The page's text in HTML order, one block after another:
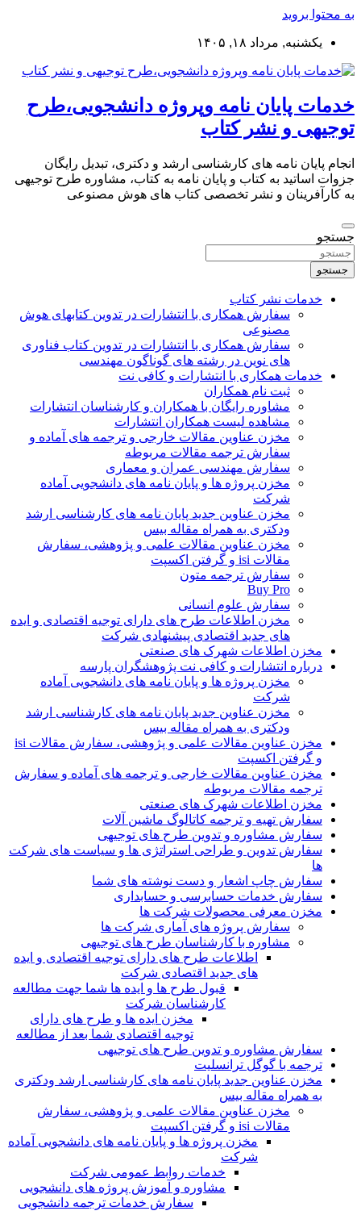
به محتوا بروید
یکشنبه, مرداد ۱۸, ۱۴۰۵
خدمات پایان نامه وپروژه دانشجویی،طرح
توجیهی و نشر کتاب
انجام پایان نامه های کارشناسی ارشد و دکتری، تبدیل رایگان
جزوات اساتید به کتاب و پایان نامه به کتاب، مشاوره طرح توجیهی
به کارآفرینان و نشر تخصصی کتاب های هوش مصنوعی
جستجو
جستجو
خدمات نشر کتاب
سفارش همکاری با انتشارات در تدوین کتابهای هوش
مصنوعی
سفارش همکاری با انتشارات در تدوین کتاب فناوری
های نوین در رشته های گوناگون مهندسی
خدمات همکاری با انتشارات و کافی نت
ثبت نام همکاران
مشاوره رایگان با همکاران و کارشناسان انتشارات
مشاهده لیست همکاران انتشارات
مخزن عناوین مقالات خارجی و ترجمه های آماده و
سفارش ترجمه مقالات مربوطه
سفارش مهندسی عمران و معماری
مخزن پروژه ها و پایان نامه های دانشجویی آماده
شرکت
مخزن عناوین جدید پایان نامه های کارشناسی ارشد
ودکتری به همراه مقاله بیس
مخزن عناوین مقالات علمی و پژوهشی، سفارش
مقالات isi و گرفتن اکسپت
سفارش ترجمه متون
Buy Pro
سفارش علوم انسانی
مخزن اطلاعات طرح های دارای توجیه اقتصادی و ایده
های جدید اقتصادی پیشنهادی شرکت
مخزن اطلاعات شهرک های صنعتی
درباره انتشارات و کافی نت پژوهشگران پارسه
مخزن پروژه ها و پایان نامه های دانشجویی آماده
شرکت
مخزن عناوین جدید پایان نامه های کارشناسی ارشد
ودکتری به همراه مقاله بیس
مخزن عناوین مقالات علمی و پژوهشی، سفارش مقالات isi
و گرفتن اکسپت
مخزن عناوین مقالات خارجی و ترجمه های آماده و سفارش
ترجمه مقالات مربوطه
مخزن اطلاعات شهرک های صنعتی
سفارش تهیه و ترجمه کاتالوگ ماشین آلات
سفارش مشاوره و تدوین طرح های توجیهی
سفارش تدوین و طراحی استراتژی ها و سیاست های شرکت
ها
سفارش چاپ اشعار و دست نوشته های شما
سفارش خدمات حسابرسی و حسابداری
مخزن معرفی محصولات شرکت ها
سفارش پروژه های آماری شرکت ها
مشاوره با کارشناسان طرح های توجیهی
اطلاعات طرح های دارای توجیه اقتصادی و ایده
های جدید اقتصادی شرکت
قبول طرح ها و ایده ها شما جهت مطالعه
کارشناسان شرکت
مخزن ایده ها و طرح های دارای
توجیه اقتصادی شما بعد از مطالعه
سفارش مشاوره و تدوین طرح های توجیهی
ترجمه با گوگل ترانسلیت
مخزن عناوین جدید پایان نامه های کارشناسی ارشد ودکتری
به همراه مقاله بیس
مخزن عناوین مقالات علمی و پژوهشی، سفارش
مقالات isi و گرفتن اکسپت
مخزن پروژه ها و پایان نامه های دانشجویی آماده
شرکت
خدمات روابط عمومی شرکت
مشاوره و آموزش پروژه های دانشجویی
سفارش خدمات ترجمه دانشجویی